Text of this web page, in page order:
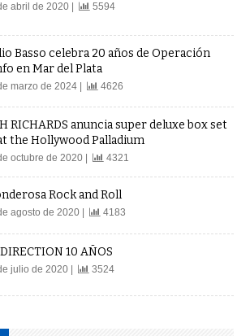
abril de 2020 | 5594
Basso celebra 20 años de Operación
en Mar del Plata
marzo de 2024 | 4626
RICHARDS anuncia super deluxe box set
the Hollywood Palladium
octubre de 2020 | 4321
Rock and Roll
agosto de 2020 | 4183
10 AÑOS
julio de 2020 | 3524